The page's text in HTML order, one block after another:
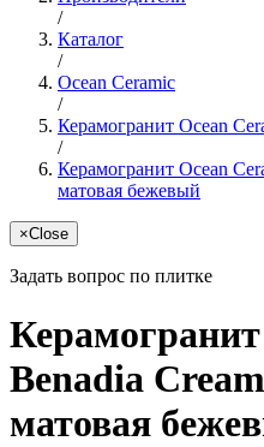
/
Каталог
/
Ocean Ceramic
/
Керамогранит Ocean
/
Керамогранит Ocean
матовая бежевый
×Close
Задать вопрос по плитке
Benadia
матовая